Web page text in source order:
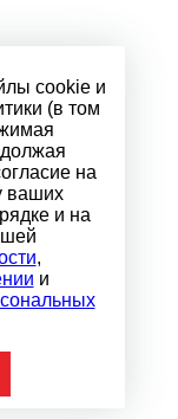
cookie и
(в том
на
ваших
и на
,
и